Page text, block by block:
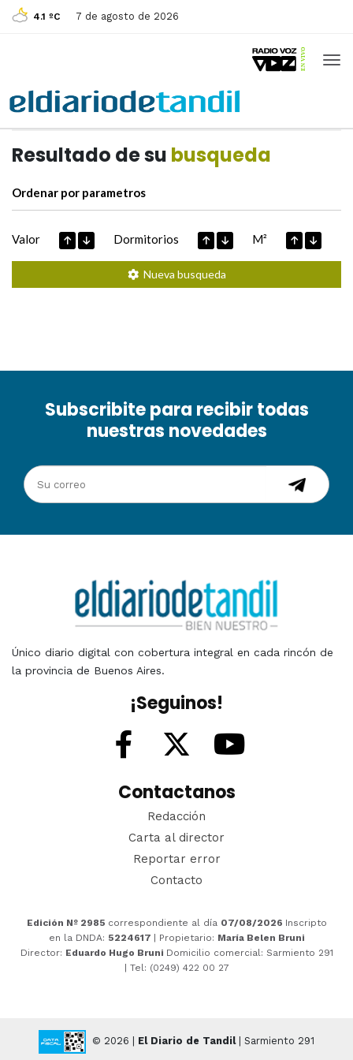
4.1 ºC 7 de agosto de 2026
Resultado de su busqueda
Ordenar por parametros
Valor Dormitorios M²
Nueva busqueda
Subscribite para recibir todas
nuestras novedades
Único diario digital con cobertura integral en cada rincón de
la provincia de Buenos Aires.
¡Seguinos!
Contactanos
Redacción
Carta al director
Reportar error
Contacto
Edición Nº 2985 correspondiente al día 07/08/2026 Inscripto
en la DNDA: 5224617 | Propietario: María Belen Bruni
Director: Eduardo Hugo Bruni Domicilio comercial: Sarmiento 291
| Tel: (0249) 422 00 27
© 2026 | El Diario de Tandil| Sarmiento 291